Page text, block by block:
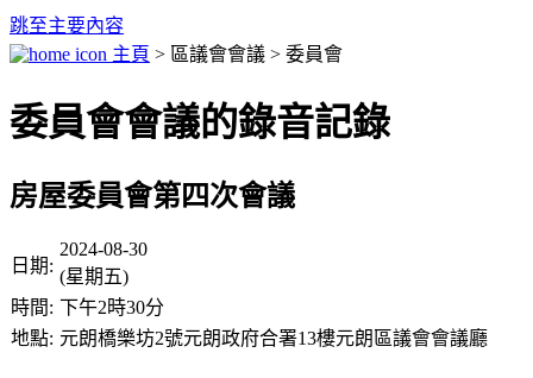
跳至主要內容
主頁 > 區議會會議 > 委員會
委員會會議的錄音記錄
房屋委員會第四次會議
日期:
2024-08-30
(星期五)
時間: 下午2時30分
地點: 元朗橋樂坊2號元朗政府合署13樓元朗區議會會議廳